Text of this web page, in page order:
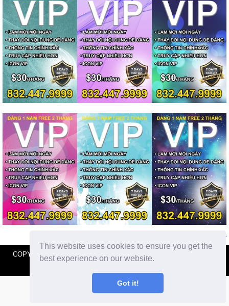
This website uses cookies to ensure you get the
best experience on our website.
Got it!
Xem tất cả
COPYRIGHT © 2026 By
raovatsacramento.com
Chính sách bảo mật | Điều khoản sử dụng